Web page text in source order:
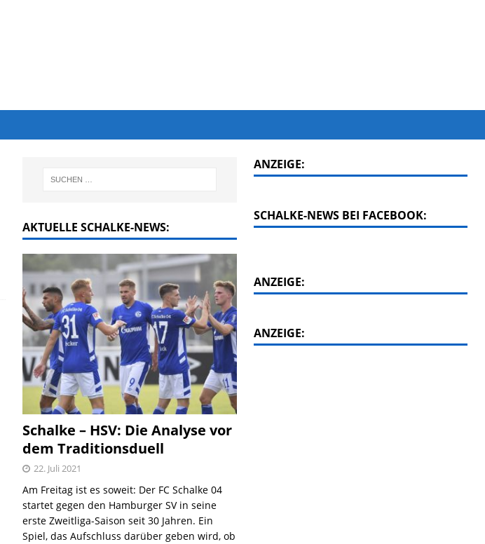
AKTUELLE SCHALKE-NEWS:
Schalke – HSV: Die Analyse vor
dem Traditionsduell
22. Juli 2021
Am Freitag ist es soweit: Der FC Schalke 04
startet gegen den Hamburger SV in seine
erste Zweitliga-Saison seit 30 Jahren. Ein
Spiel, das Aufschluss darüber geben wird, ob
ANZEIGE:
SCHALKE-NEWS BEI FACEBOOK:
ANZEIGE:
ANZEIGE: